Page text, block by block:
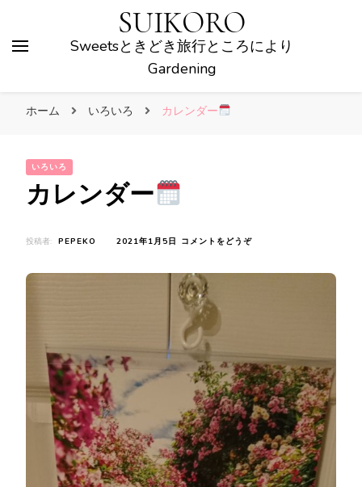
SUIKORO
Sweetsときどき旅行ところにより
Gardening
ホーム いろいろ カレンダー
いろいろ
カレンダー
投稿者: PEPEKO 2021年1月5日 コメントをどうぞ(カ